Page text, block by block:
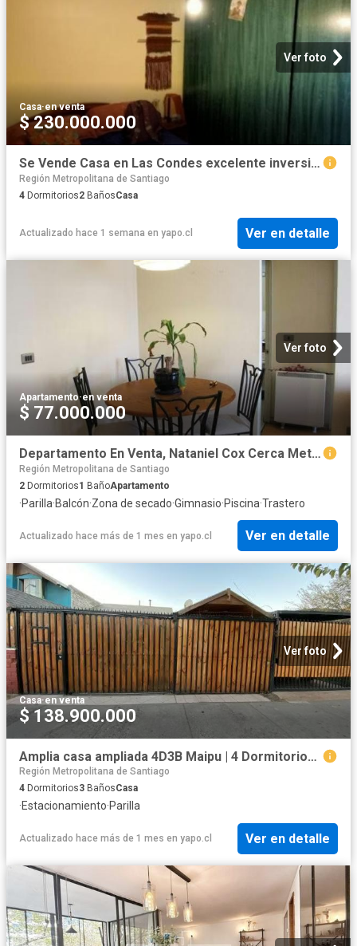
Ver foto
Casa·en venta
$ 230.000.000
Se Vende Casa en Las Condes excelente inversión | 4 Dormitorios por 230000. 00 en Las Condes
Región Metropolitana de Santiago
4 Dormitorios2 BañosCasa
Actualizado hace 1 semana en yapo.cl Ver en detalle
Ver foto
Apartamento·en venta
$ 77.000.000
Departamento En Venta, Nataniel Cox Cerca Metro La | 2 Dormitorios por 77000. 00 en Santiago
Región Metropolitana de Santiago
2 Dormitorios1 BañoApartamento
·Parilla·Balcón·Zona de secado·Gimnasio·Piscina·Trastero
Actualizado hace más de 1 mes en yapo.cl Ver en detalle
Ver foto
Casa·en venta
$ 138.900.000
Amplia casa ampliada 4D3B Maipu | 4 Dormitorios por 138900. 00 en Maipú
Región Metropolitana de Santiago
4 Dormitorios3 BañosCasa
·Estacionamiento·Parilla
Actualizado hace más de 1 mes en yapo.cl Ver en detalle